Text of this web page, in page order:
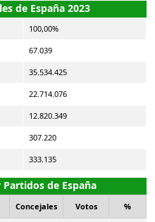
de España 2023
100,00%
67.039
35.534.425
22.714.076
12.820.349
307.220
333.135
de España
Concejales Votos %